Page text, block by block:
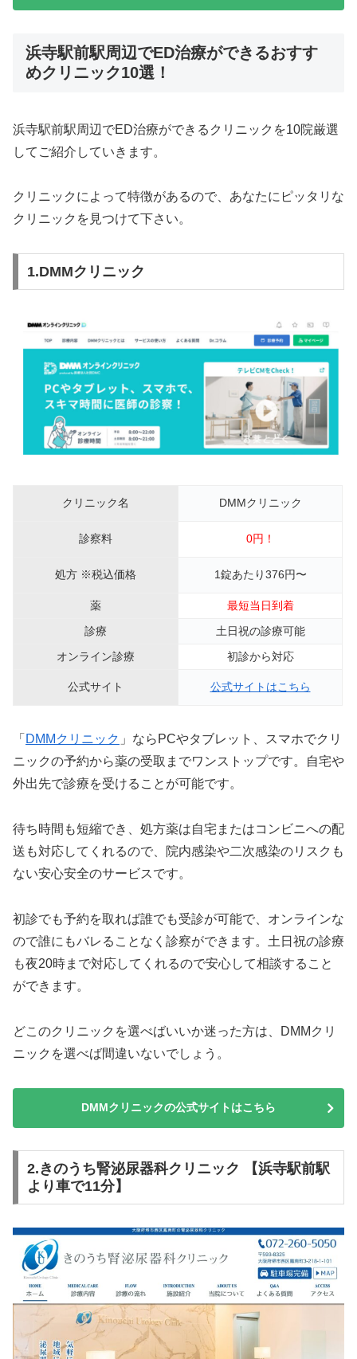
浜寺駅前駅周辺でED治療ができるおすす
めクリニック10選！
浜寺駅前駅周辺でED治療ができるクリニックを10院厳選
してご紹介していきます。
クリニックによって特徴があるので、あなたにピッタリな
クリニックを見つけて下さい。
1.DMMクリニック
クリニック名 DMMクリニック
診察料 0円！
処方 ※税込価格 1錠あたり376円〜
薬
最短当日到着
診療
土日祝の診療可能
オンライン診療
初診から対応
公式サイト 公式サイトはこちら
「 DMMクリニック 」ならPCやタブレット、スマホでクリ
ニックの予約から薬の受取までワンストップです。自宅や
外出先で診療を受けることが可能です。
待ち時間も短縮でき、処方薬は自宅またはコンビニへの配
送も対応してくれるので、院内感染や二次感染のリスクも
ない安心安全のサービスです。
初診でも予約を取れば誰でも受診が可能で、オンラインな
ので誰にもバレることなく診察ができます。土日祝の診療
も夜20時まで対応してくれるので安心して相談すること
ができます。
どこのクリニックを選べばいいか迷った方は、DMMクリ
ニックを選べば間違いないでしょう。
DMMクリニックの公式サイトはこちら
2.きのうち腎泌尿器科クリニック 【浜寺駅前駅
より車で11分】